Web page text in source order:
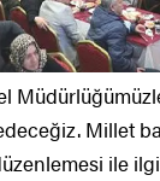
Millet
ile